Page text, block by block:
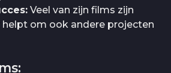
Veel van zijn films zijn
om ook andere projecten